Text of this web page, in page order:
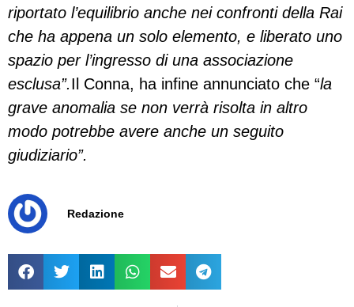
riportato l’equilibrio anche nei confronti della Rai
che ha appena un solo elemento, e liberato uno
spazio per l’ingresso di una associazione
esclusa”.Il Conna, ha infine annunciato che “la
grave anomalia se non verrà risolta in altro
modo potrebbe avere anche un seguito
giudiziario”.
Redazione